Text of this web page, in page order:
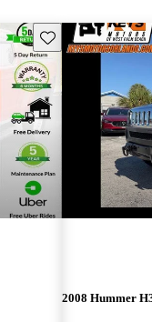
Guarda este Aviso
2008 Hummer